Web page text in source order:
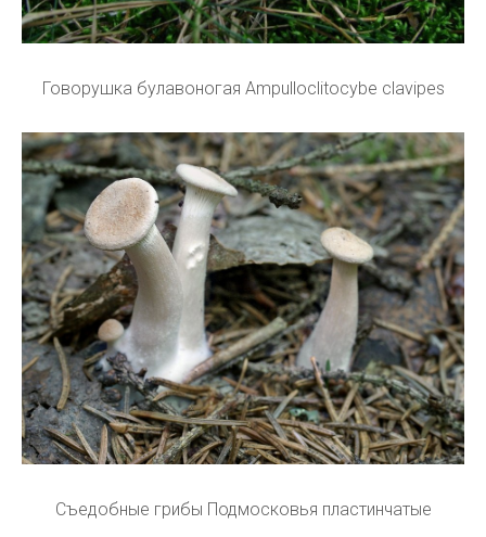
Говорушка булавоногая Ampulloclitocybe clavipes
Съедобные грибы Подмосковья пластинчатые